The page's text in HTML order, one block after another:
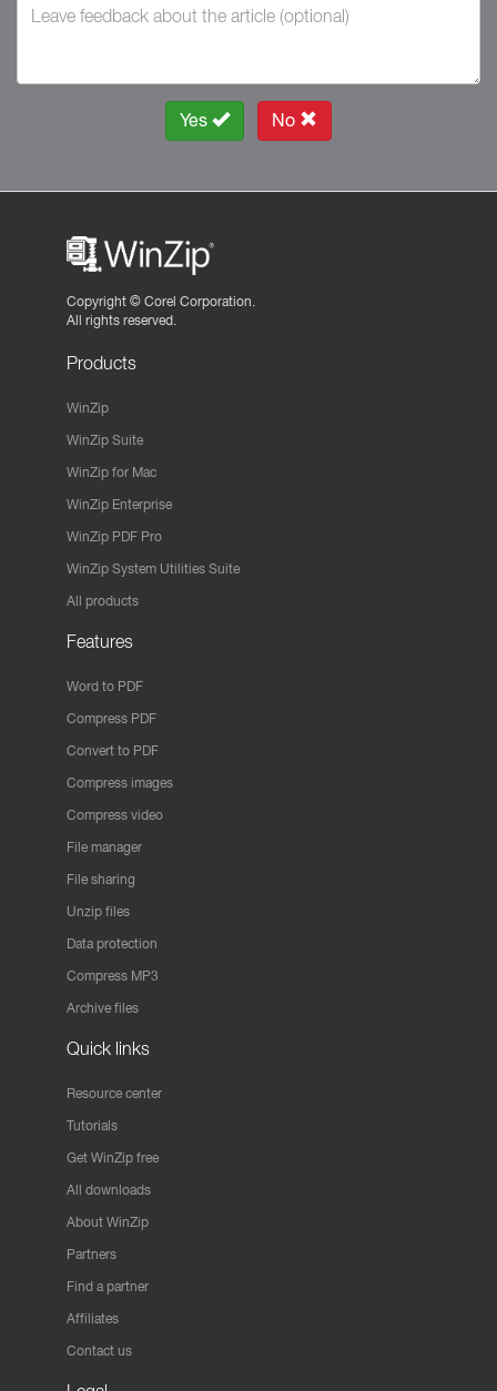
Yes No
Copyright © Corel Corporation.
All rights reserved.
Products
WinZip
WinZip Suite
WinZip for Mac
WinZip Enterprise
WinZip PDF Pro
WinZip System Utilities Suite
All products
Features
Word to PDF
Compress PDF
Convert to PDF
Compress images
Compress video
File manager
File sharing
Unzip files
Data protection
Compress MP3
Archive files
Quick links
Resource center
Tutorials
Get WinZip free
All downloads
About WinZip
Partners
Find a partner
Affiliates
Contact us